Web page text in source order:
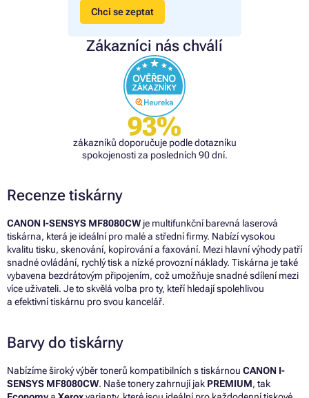
Chci se zeptat
Zákazníci nás chválí
93%
zákazníků doporučuje podle dotazníku
spokojenosti za posledních 90 dní.
Recenze tiskárny
CANON I-SENSYS MF8080CW je multifunkční barevná laserová
tiskárna, která je ideální pro malé a střední firmy. Nabízí vysokou
kvalitu tisku, skenování, kopírování a faxování. Mezi hlavní výhody patří
snadné ovládání, rychlý tisk a nízké provozní náklady. Tiskárna je také
vybavena bezdrátovým připojením, což umožňuje snadné sdílení mezi
více uživateli. Je to skvělá volba pro ty, kteří hledají spolehlivou
a efektivní tiskárnu pro svou kancelář.
Barvy do tiskárny
Nabízíme široký výběr tonerů kompatibilních s tiskárnou CANON I-
SENSYS MF8080CW. Naše tonery zahrnují jak PREMIUM, tak